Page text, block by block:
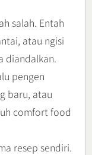
salah. Entah
atau ngisi
diandalkan.
pengen
baru, atau
comfort food
resep sendiri.